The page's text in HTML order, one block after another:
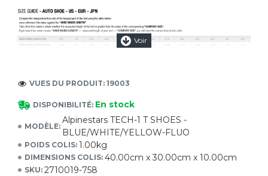
DISPONIBILITÉ: En stock
MODÈLE:
Alpinestars TECH-1 T SHOES -
BLUE/WHITE/YELLOW-FLUO
POIDS COLIS: 1.00kg
DIMENSIONS COLIS: 40.00cm x 30.00cm x 10.00cm
SKU: 2710019-758
VUES DU PRODUIT: 19003